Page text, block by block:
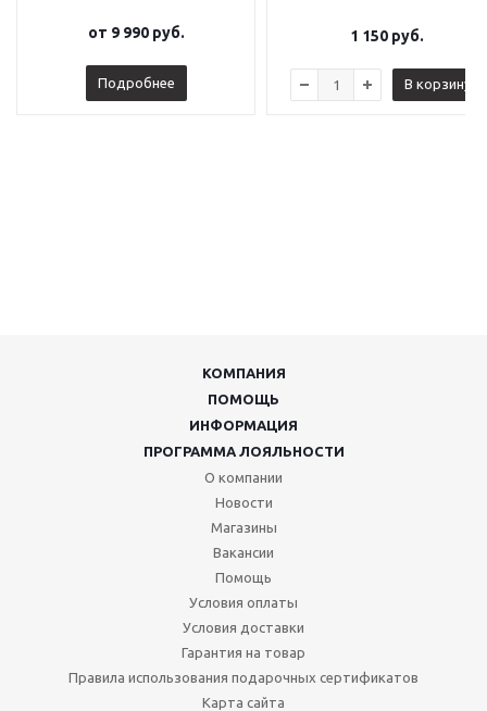
от 9 990 руб.
Подробнее
1 150руб.
В корзину
КОМПАНИЯ
ПОМОЩЬ
ИНФОРМАЦИЯ
ПРОГРАММА ЛОЯЛЬНОСТИ
О компании
Новости
Магазины
Вакансии
Помощь
Условия оплаты
Условия доставки
Гарантия на товар
Правила использования подарочных сертификатов
Карта сайта